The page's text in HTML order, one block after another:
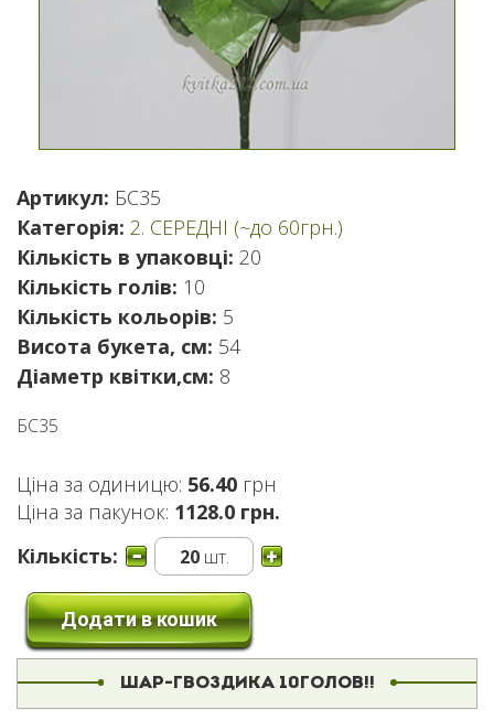
Артикул: БС35
Категорія: 2. СЕРЕДНІ (~до 60грн.)
Кількість в упаковці: 20
Кількість голів: 10
Кількість кольорів: 5
Висота букета, см: 54
Діаметр квітки,см: 8
БС35
Ціна за одиницю: 56.40 грн
Ціна за пакунок: 1128.0 грн.
Кількість:
20шт.
Додати в кошик
ШАР-ГВОЗДИКА 10ГОЛОВ!!